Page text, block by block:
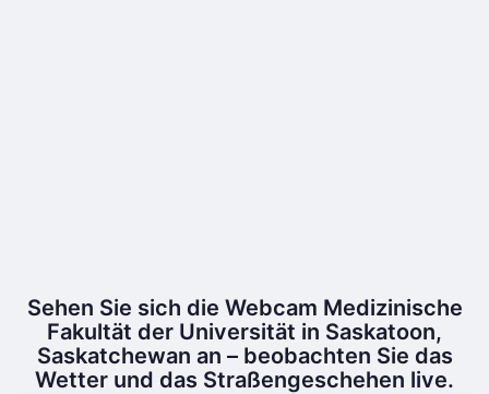
Sehen Sie sich die Webcam Medizinische
Fakultät der Universität in Saskatoon,
Saskatchewan an – beobachten Sie das
Wetter und das Straßengeschehen live.